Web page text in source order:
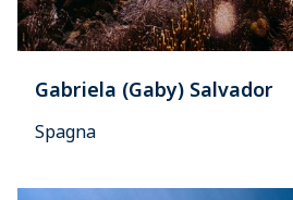
Gabriela (Gaby) Salvador
Spagna